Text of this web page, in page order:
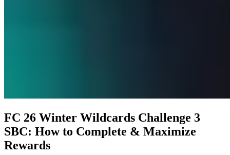
FC 26 Winter Wildcards Challenge 3
SBC: How to Complete & Maximize
Rewards